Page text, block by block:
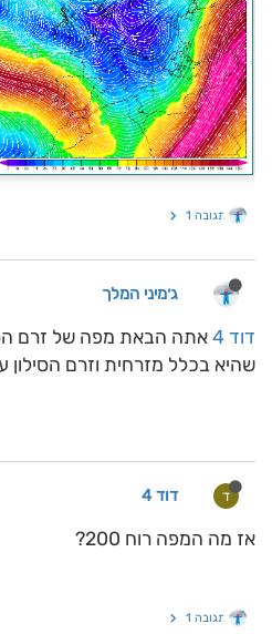
תגובה 1
ג׳מיני המלך
דוד 4
אתה הבאת מפה של זרם
שהיא בכלל מזרחית וזרם הסילון
ד דוד 4
אז מה המפה רוח 200?
תגובה 1